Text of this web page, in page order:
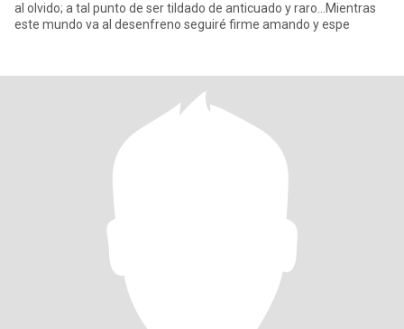
al olvido; a tal punto de ser tildado de anticuado y raro...Mientras
este mundo va al desenfreno seguiré firme amando y espe